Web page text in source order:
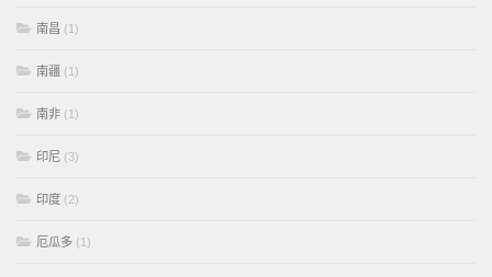
南昌 (1)
南疆 (1)
南非 (1)
印尼 (3)
印度 (2)
厄瓜多 (1)